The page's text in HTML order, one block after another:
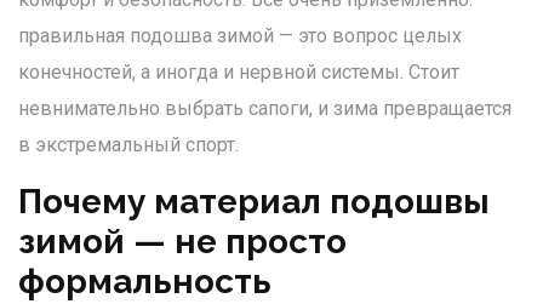
правильная подошва зимой — это вопрос целых
конечностей, а иногда и нервной системы. Стоит
невнимательно выбрать сапоги, и зима превращается
в экстремальный спорт.
Почему материал подошвы
зимой — не просто
формальность